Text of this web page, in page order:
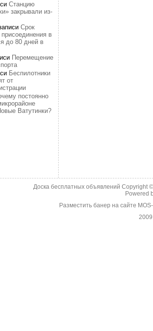
Станцию
закрывали из-
Срок
присоединения в
до 80 дней в
Перемещение
Беспилотники
от
постоянно
Ватутинки?
Доска бесплатных объявлений Copyright
Powered
Разместить банер на сайте